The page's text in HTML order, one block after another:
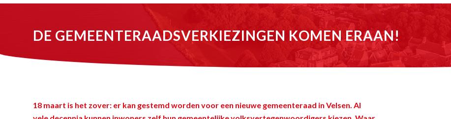
DE GEMEENTERAADSVERKIEZINGEN KOMEN ERAAN!
18 maart is het zover: er kan gestemd worden voor een nieuwe gemeenteraad in Velsen. Al